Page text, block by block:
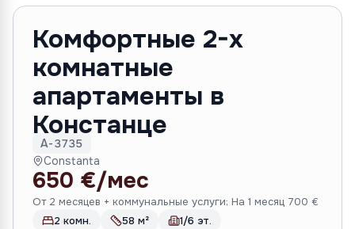
Комфортные 2-х
комнатные
апартаменты в
Констанце
A-3735
Constanta
650 €/мес
От 2 месяцев + коммунальные услуги; На 1 месяц 700 €
2 комн.
58 м² 1/6 эт.